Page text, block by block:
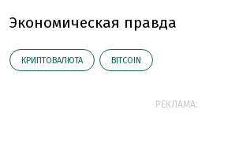
Экономическая правда
КРИПТОВАЛЮТА BITCOIN
РЕКЛАМА: